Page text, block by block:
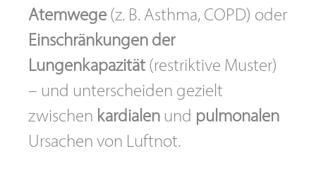
Atemwege (z. B. Asthma, COPD) oder
Einschränkungen der
Lungenkapazität (restriktive Muster)
– und unterscheiden gezielt
zwischen kardialen und pulmonalen
Ursachen von Luftnot.